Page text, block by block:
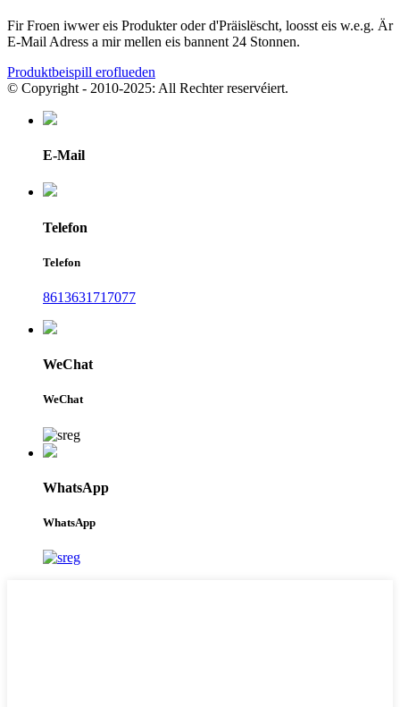
Fir Froen iwwer eis Produkter oder d'Präislëscht, loosst eis w.e.g. Är
E-Mail Adress a mir mellen eis bannent 24 Stonnen.
Produktbeispill eroflueden
© Copyright - 2010-2025: All Rechter reservéiert.
E-Mail
Telefon
Telefon
8613631717077
WeChat
WeChat
WhatsApp
WhatsApp